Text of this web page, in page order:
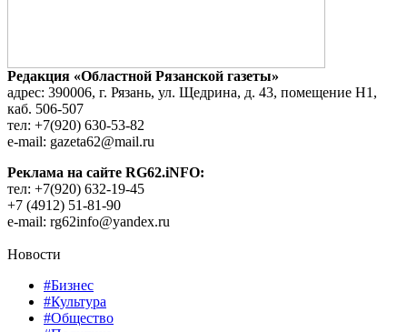
Редакция «Областной Рязанской газеты»
адрес: 390006, г. Рязань, ул. Щедрина, д. 43, помещение Н1,
каб. 506-507
тел: +7(920) 630-53-82
e-mail: gazeta62@mail.ru
Реклама на сайте RG62.iNFO:
тел: +7(920) 632-19-45
+7 (4912) 51-81-90
e-mail: rg62info@yandex.ru
Новости
#Бизнес
#Культура
#Общество